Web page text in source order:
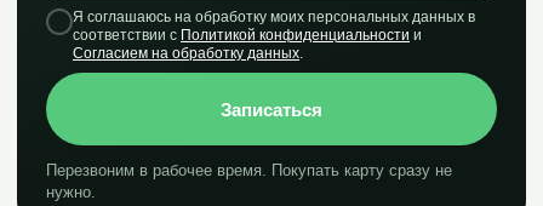
Я соглашаюсь на обработку моих персональных данных в
соответствии с Политикой конфиденциальности и
Согласием на обработку данных
Записаться
Перезвоним в рабочее время. Покупать карту сразу не
нужно.